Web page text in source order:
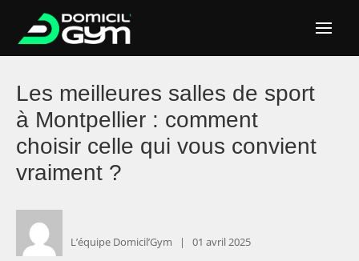
Les meilleures salles de sport
à Montpellier : comment
choisir celle qui vous convient
vraiment ?
L’équipe Domicil’Gym ‎ ‎ ‎| ‎ ‎ ‎ ‎01 avril 2025